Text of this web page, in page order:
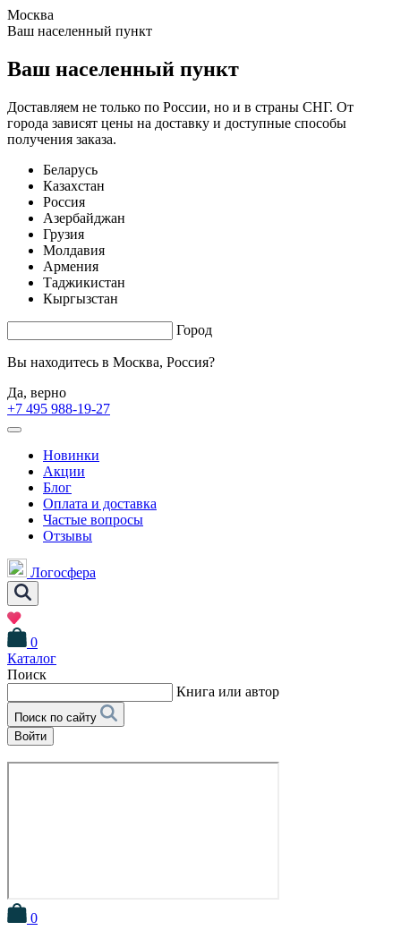
Москва
Ваш населенный пункт
Ваш населенный пункт
Доставляем не только по России, но и в страны СНГ. От
города зависят цены на доставку и доступные способы
получения заказа.
Беларусь
Казахстан
Россия
Азербайджан
Грузия
Молдавия
Армения
Таджикистан
Кыргызстан
Город
Вы находитесь в Москва, Россия?
Да, верно
+7 495 988-19-27
Новинки
Акции
Блог
Оплата и доставка
Частые вопросы
Отзывы
Логосфера
0
Каталог
Поиск
Книга или автор
Поиск по сайту
Войти
0